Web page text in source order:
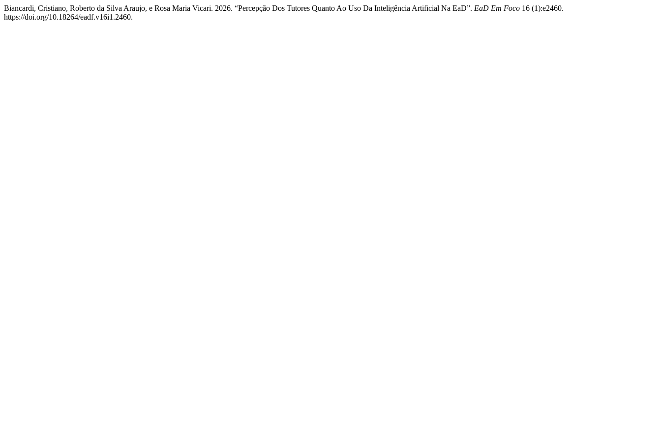
Biancardi, Cristiano, Roberto da Silva Araujo, e Rosa Maria Vicari. 2026. “Percepção Dos Tutores Quanto Ao Uso Da Inteligência Artificial Na EaD”. EaD Em Foco 16 (1):e2460.
https://doi.org/10.18264/eadf.v16i1.2460.